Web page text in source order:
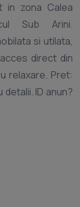
in zona Calea
Sub Arini.
si utilata,
Pret: